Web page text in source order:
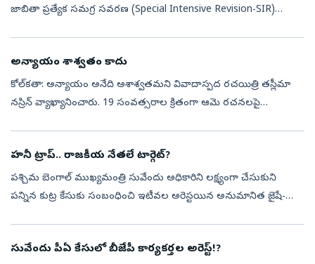
జాబితా ప్రత్యేక సమగ్ర సవరణ (Special Intensive Revision-SIR)
అన్యాయం శాశ్వతం కాదు
కోల్‌కతా: అన్యాయం అనేది అశాశ్వతమని వివాదాస్పద రచయిత్రి తస్లీమా
నస్రిన్‌ వ్యాఖ్యానించారు. 19 సంవత్సరాల క్రితంగా ఆమె రచనలపై
హనీ ట్రాప్‌.. రాజకీయ నేతలే టార్గెట్?
పశ్చిమ బెంగాల్ ముఖ్యమంత్రి సువేందు అధికారిని లక్ష్యంగా చేసుకుని
పన్నిన కుట్ర కేసుకు సంబంధించి ఇటీవల అరెస్టయిన అనుమానిత జైషే-
సువేందు పీఏ కేసులో బీజేపీ కార్యకర్తల అరెస్ట్‌!?